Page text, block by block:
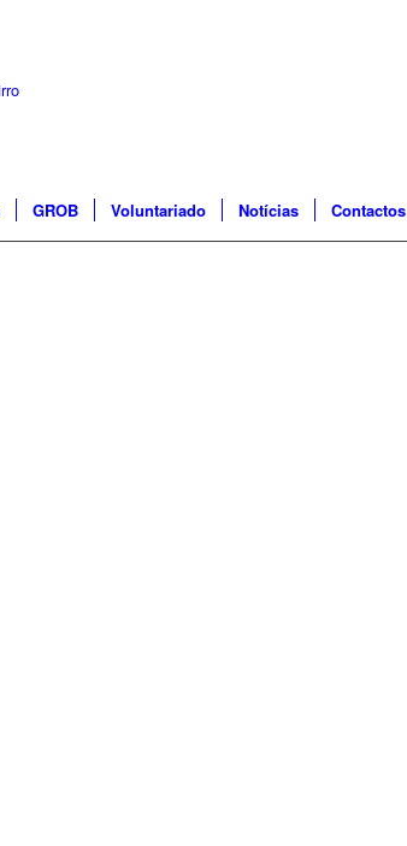
GROB Voluntariado Notícias Contactos